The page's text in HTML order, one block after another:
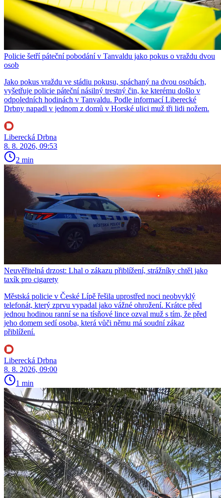
Policie šetří páteční pobodání v Tanvaldu jako pokus o vraždu dvou
osob
Jako pokus vraždu ve stádiu pokusu, spáchaný na dvou osobách,
vyšetřuje policie páteční násilný trestný čin, ke kterému došlo v
odpoledních hodinách v Tanvaldu. Podle informací Liberecké
Drbny napadl v jednom z domů v Horské ulici muž tři lidi nožem.
Liberecká Drbna
8. 8. 2026, 09:53
2 min
Neuvěřitelná drzost: Lhal o zákazu přiblížení, strážníky chtěl jako
taxík pro cigarety
Městská policie v České Lípě řešila uprostřed noci neobvyklý
telefonát, který zprvu vypadal jako vážné ohrožení. Krátce před
jednou hodinou ranní se na tísňové lince ozval muž s tím, že před
jeho domem sedí osoba, která vůči němu má soudní zákaz
přiblížení.
Liberecká Drbna
8. 8. 2026, 09:00
1 min